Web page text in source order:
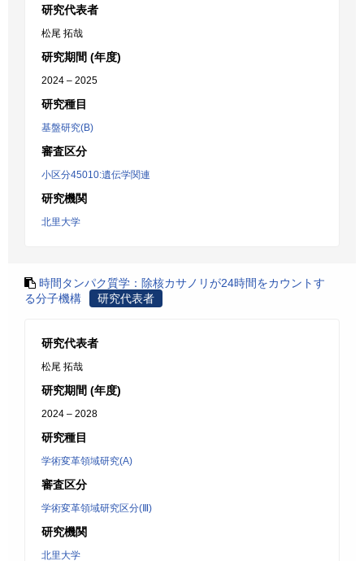
研究代表者
松尾 拓哉
研究期間 (年度)
2024 – 2025
研究種目
基盤研究(B)
審査区分
小区分45010:遺伝学関連
研究機関
北里大学
時間タンパク質学：除核カサノリが24時間をカウントす
る分子機構
研究代表者
研究代表者
松尾 拓哉
研究期間 (年度)
2024 – 2028
研究種目
学術変革領域研究(A)
審査区分
学術変革領域研究区分(Ⅲ)
研究機関
北里大学